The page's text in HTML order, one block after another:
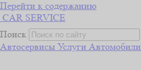
Перейти к содержанию
CAR SERVICE
Поиск
Автосервисы Услуги Автомобили